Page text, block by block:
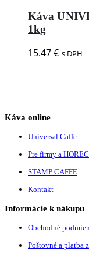
Káva
1kg
15.47€ s DPH
Káva online
Universal Caffe
Pre firmy a
STAMP CAFFE
Kontakt
Informácie k nákupu
Obchodné
Poštovné a platba